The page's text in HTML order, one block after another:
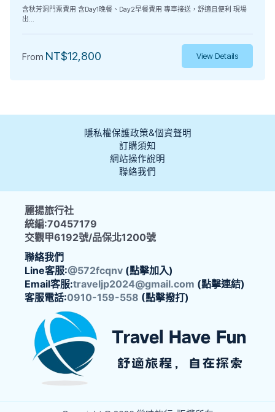
含秋芳洞門票費用 含Day1晚餐、Day2早餐費用 專車接送，舒適且便利 現場
出...
From NT$12,800 View Details
隱私權保護政策&個資聲明
訂購須知
網站操作說明
聯絡我們
麗揚旅行社
統編:70457179
交觀甲6192號/品保北1200號
聯絡我們
Line客服:@572fcqnv (點擊加入)
Email客服:traveljp2024@gmail.com (點擊連結)
客服電話:0910-159-558 (點擊撥打)